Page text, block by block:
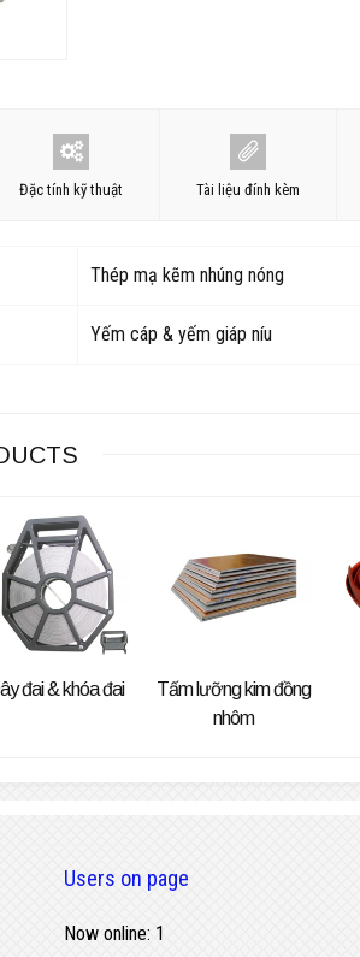
Đặc tính kỹ thuật Tài liệu đính kèm
Thép mạ kẽm nhúng nóng
Yếm cáp & yếm giáp níu
đai & khóa đai
Tấm lưỡng kim đồng
nhôm
Users on page